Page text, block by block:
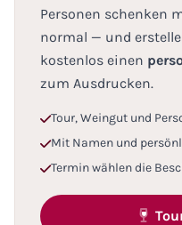
Personen schenken
normal — und
kostenlos einen
zum Ausdrucken.
Tour, Weingut und
Mit Namen und
Termin wählen die